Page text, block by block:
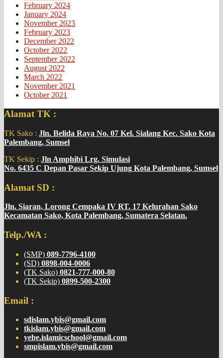
February 2024
January 2024
November 2023
February 2023
December 2022
October 2022
September 2022
August 2022
March 2022
November 2021
October 2021
Alamat TK :
TK Sako : Jln. Belida Raya No. 07 Kel. Sialang Kec. Sako Kota
Palembang, Sumsel
TK Sekip : Jln Amphibi Lrg. Simulasi
No. 6435 C Depan Pasar Sekip Ujung Kota Palembang, Sumsel
Alamat SD :
Jln. Siaran, Lorong Cempaka IV RT. 17 Kelurahan Sako
Kecamatan Sako, Kota Palembang, Sumatera Selatan.
Telp./WA :
(SMP) 089-7796-4100
(SD) 0898-004-0006
(TK Sako) 0821-777-000-80
(TK Sekip) 0899-500-2300
Email :
sdislam.ybis@gmail.com
tkislam.ybis@gmail.com
yebe.islamicschool@gmail.com
smpislam.ybis@gmail.com